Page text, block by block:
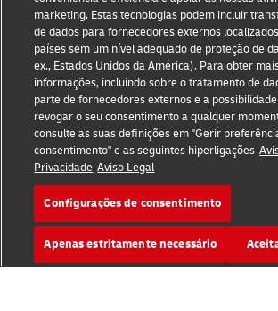
Informações adicionais
Definições de Cookies
Siga-nos
2026 © - todos os direitos
marketing. Estas tecnologias podem incluir
de dados para fornecedores externos
países sem um nível adequado de proteção de
ex., Estados Unidos da América). Para obter
informações, incluindo sobre o tratamento de
parte de fornecedores externos e a
revogar o seu consentimento a qualquer
consulte as suas definições em "Gerir
consentimento" e as seguintes hiperligações
Privacidade Aviso Legal
Configurações de consentimento
Apenas estritamente necessário